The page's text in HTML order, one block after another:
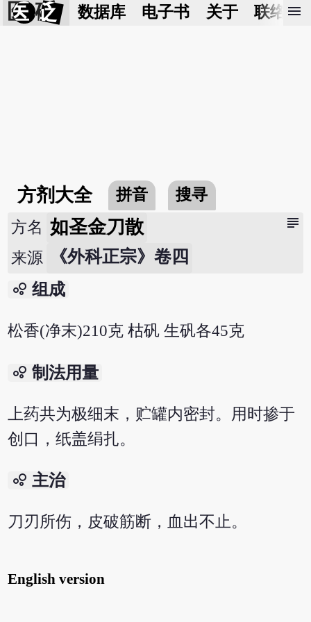
医 砭 数据库 电子书 关于 联络我
menu
方剂大全 拼音 搜寻
subject
方名 如圣金刀散
来源 《外科正宗》卷四
bubble_chart 组成
松香(净末)210克 枯矾 生矾各45克
bubble_chart 制法用量
上药共为极细末，贮罐内密封。用时掺于
创口，纸盖绢扎。
bubble_chart 主治
刀刃所伤，皮破筋断，血出不止。
English version